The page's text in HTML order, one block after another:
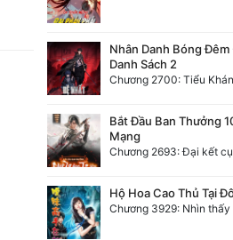
Nhân Danh Bóng
Danh Sách 2
Chương 2700: Tiểu
Bắt Đầu Ban Thưởng
Mạng
Chương 2693: Đại kết
Hộ Hoa Cao Thủ Tại